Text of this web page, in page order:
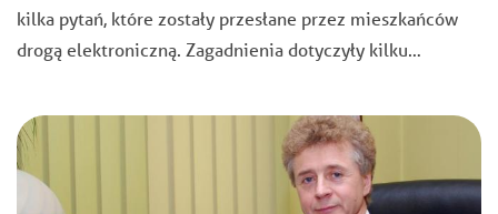
kilka pytań, które zostały przesłane przez mieszkańców
drogą elektroniczną. Zagadnienia dotyczyły kilku…